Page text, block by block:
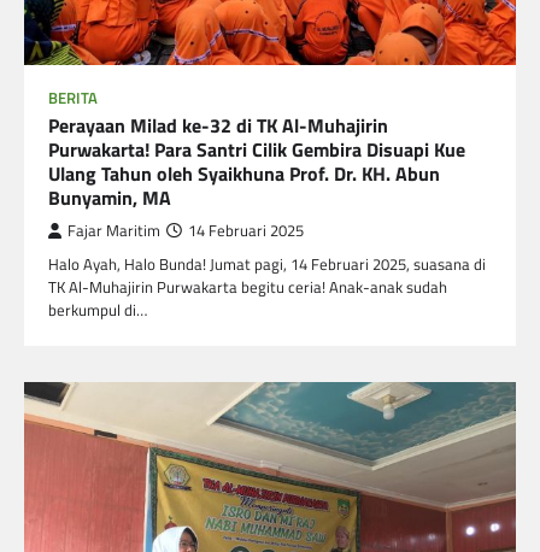
BERITA
Perayaan Milad ke-32 di TK Al-Muhajirin
Purwakarta! Para Santri Cilik Gembira Disuapi Kue
Ulang Tahun oleh Syaikhuna Prof. Dr. KH. Abun
Bunyamin, MA
Fajar Maritim 14 Februari 2025
Halo Ayah, Halo Bunda! Jumat pagi, 14 Februari 2025, suasana di
TK Al-Muhajirin Purwakarta begitu ceria! Anak-anak sudah
berkumpul di…